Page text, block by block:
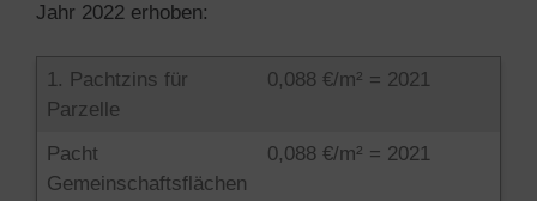
Jahr 2022 erhoben:
1. Pachtzins für
Parzelle
0,088 €/m² = 2021
Pacht
Gemeinschaftsflächen
0,088 €/m² = 2021